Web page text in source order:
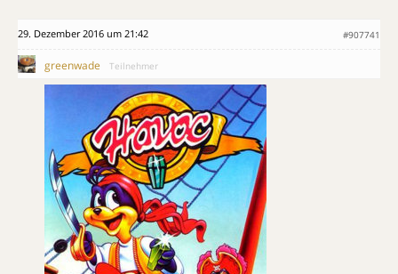
29. Dezember 2016 um 21:42 #907741
greenwade Teilnehmer